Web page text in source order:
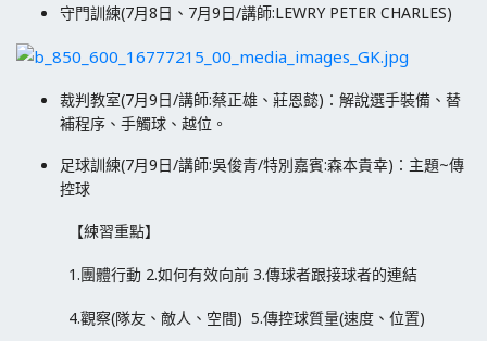
守門訓練(7月8日、7月9日/講師:LEWRY PETER CHARLES)
裁判教室(7月9日/講師:蔡正雄、莊恩懿)：解說選手裝備、替
補程序、手觸球、越位。
足球訓練(7月9日/講師:吳俊青/特別嘉賓:森本貴幸)：主題~傳
控球
【練習重點】
1.團體行動 2.如何有效向前 3.傳球者跟接球者的連結
4.觀察(隊友、敵人、空間) 5.傳控球質量(速度、位置)